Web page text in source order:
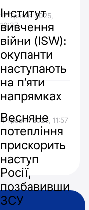
17 Травня 2025,
10:37
Інститут
вивчення
війни (ISW):
окупанти
наступають
на п’яти
напрямках
4 Травня 2025, 11:57
Весняне
потепління
прискорить
наступ
Росії,
позбавивши
ЗСУ